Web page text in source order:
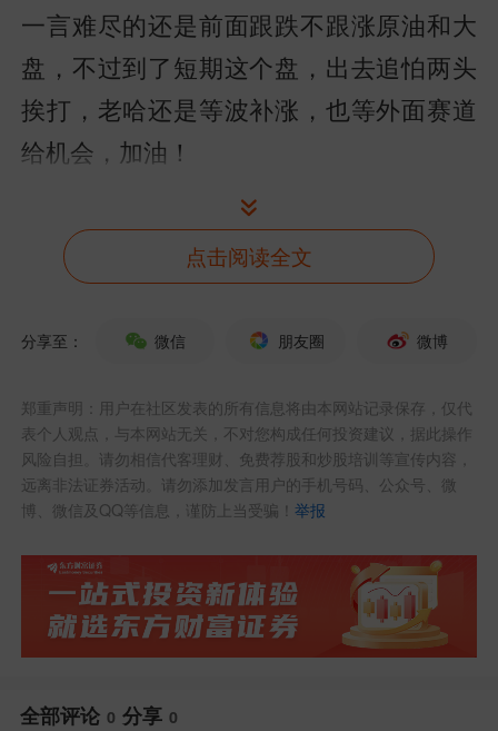
一言难尽的还是前面跟跌不跟涨原油和大
盘，不过到了短期这个盘，出去追怕两头
挨打，老哈还是等波补涨，也等外面赛道
给机会，加油！
午后机器人上涨+0.28%，划水行情，老哈
点击阅读全文
分享至： 微信 朋友圈 微博
郑重声明：用户在社区发表的所有信息将由本网站记录保存，仅代
表个人观点，与本网站无关，不对您构成任何投资建议，据此操作
风险自担。请勿相信代客理财、免费荐股和炒股培训等宣传内容，
远离非法证券活动。请勿添加发言用户的手机号码、公众号、微
博、微信及QQ等信息，谨防上当受骗！举报
全部评论 0 分享 0